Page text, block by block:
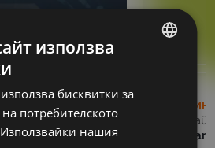
13 Май
ENGLISH
използва
бисквитки за
потребителското
нашия